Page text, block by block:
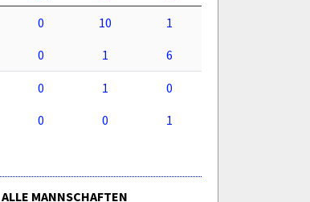
0 10
1
0 1 6
0 1
0
0 0 1
ALLE MANNSCHAFTEN